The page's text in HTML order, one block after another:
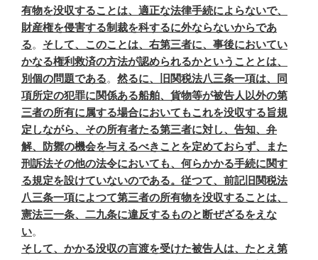
有物を没収することは、適正な法律手続によらないで、
財産権を侵害する制裁を科するに外ならないからであ
る。 そして、このことは、右第三者に、事後においてい
かなる権利救済の方法が認められるかということとは、
別個の問題である。 然るに、旧関税法八三条一項は、同
項所定の犯罪に関係ある船舶、貨物等が被告人以外の第
三者の所有に属する場合においてもこれを没収する旨規
定しながら、その所有者たる第三者に対し、告知、弁
解、防禦の機会を与えるべきことを定めておらず、また
刑訴法その他の法令においても、何らかかる手続に関す
る規定を設けていないのである。従つて、前記旧関税法
八三条一項によつて第三者の所有物を没収することは、
憲法三一条、二九条に違反するものと断ぜざるをえな
い。
そして、かかる没収の言渡を受けた被告人は、たとえ第